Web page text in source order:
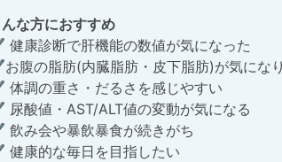
な方におすすめ
康診断で肝機能の数値が気になった
腹の脂肪(内臓脂肪・皮下脂肪)が気にな
調の重さ・だるさを感じやすい
酸値・AST/ALT値の変動が気になる
み会や暴飲暴食が続きがち
康的な毎日を目指したい